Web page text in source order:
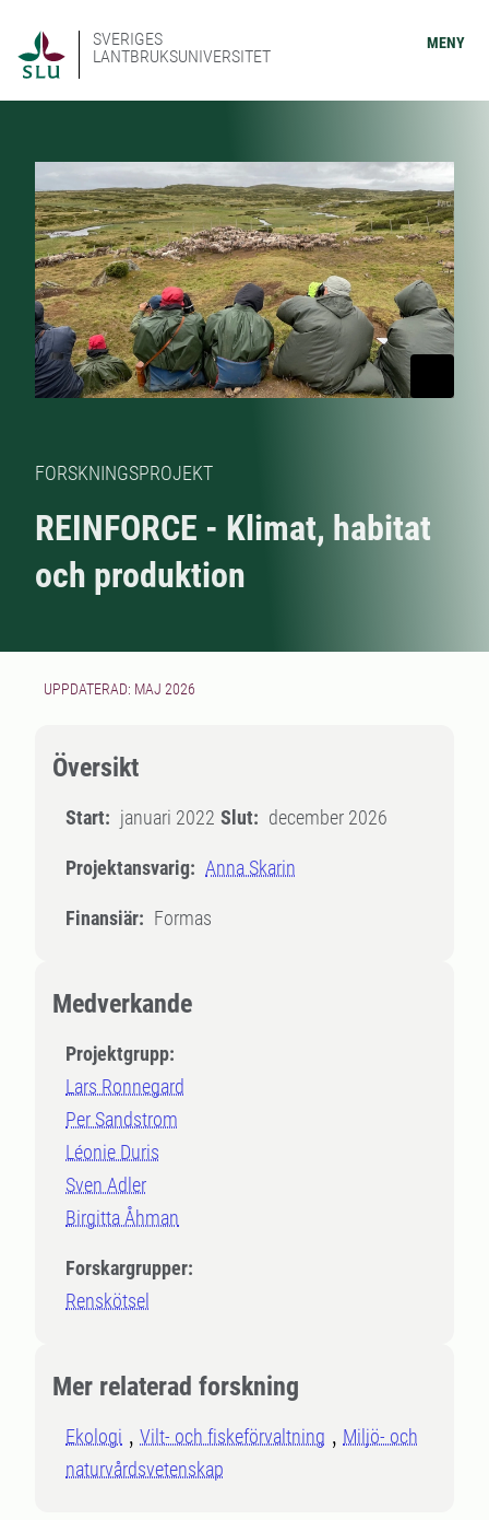
SVERIGES
LANTBRUKSUNIVERSITET
MENY
FORSKNINGSPROJEKT
REINFORCE - Klimat, habitat
och produktion
UPPDATERAD: MAJ 2026
Översikt
Start: januari 2022 Slut: december 2026
Projektansvarig: Anna Skarin
Finansiär: Formas
Medverkande
Projektgrupp:
Lars Ronnegard
Per Sandstrom
Léonie Duris
Sven Adler
Birgitta Åhman
Forskargrupper:
Renskötsel
Mer relaterad forskning
Ekologi Vilt- och fiskeförvaltning
Miljö- och
naturvårdsvetenskap